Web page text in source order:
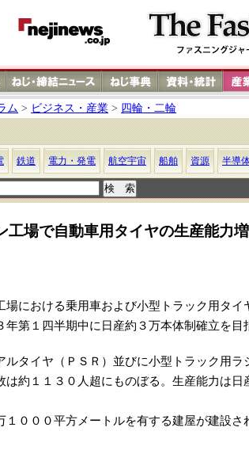
ム > ビジネス・産業 > 四輪・二輪
鉄道 電力・発電 航空宇宙 船舶 資源 半導
工場で自動車用タイヤの生産能力
における乗用車および小型トラック用タ
第１四半期中に日産約３万本体制確立を目
タイヤ（ＰＳＲ）並びに小型トラック用
約１１３０人超にものぼる。生産能力は日
０００平方メートルを有する建屋が建設